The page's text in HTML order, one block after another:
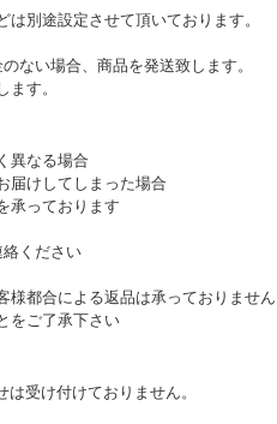
別途設定させて頂いております。
ない場合、商品を発送致します。
す。
異なる場合
届けしてしまった場合
承っております
ください
都合による返品は承っておりません
をご了承下さい
受け付けておりません。